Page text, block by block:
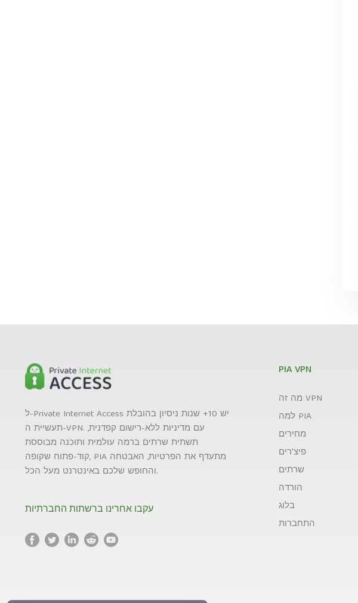
ל-Private Internet Access יש 10+ שנות ניסיון בהובלת
תעשיית ה-VPN. עם מדיניות ללא-רישום קפדנית,
תשתית שרתים ברמה עולמית ותוכנה מבוססת
קוד-פתוח שקופה, PIA מתעדף את הפרטיות, האבטחה
והחופש שלכם באינטרנט מעל הכל.
עקבו אחרינו ברשתות החברתיות
PIA VPN
מה זה VPN
למה PIA
מחירים
פיצ'רים
שרתים
הורדה
בלוג
התחברות